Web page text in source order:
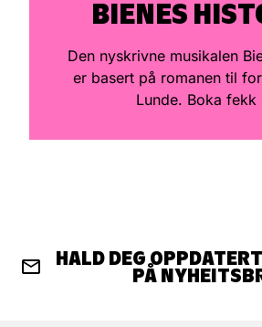
BIENES
Den nyskrivne musikalen
er basert på romanen til
Lunde. Boka
HALD DEG
PÅ